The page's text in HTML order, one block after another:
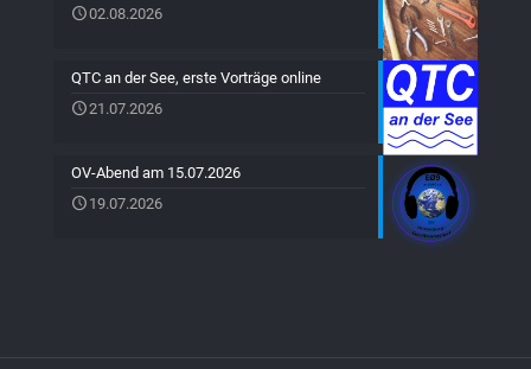
02.08.2026
QTC an der See, erste Vorträge online
21.07.2026
OV-Abend am 15.07.2026
19.07.2026